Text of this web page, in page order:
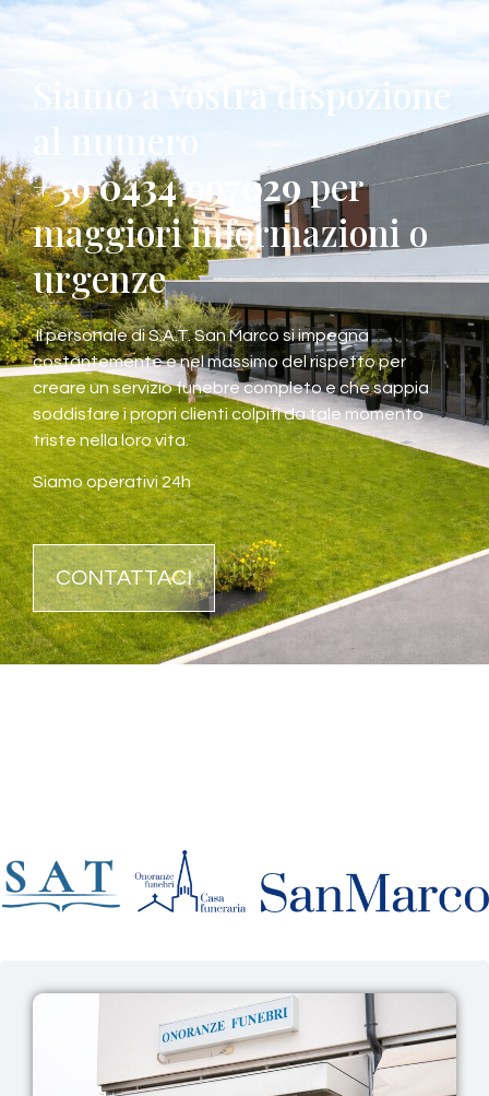
Siamo a vostra dispozione
al numero
+39 0434 997029per
maggiori informazioni o
urgenze
Il personale di S.A.T. San Marco si impegna
costantemente e nel massimo del rispetto per
creare un servizio funebre completo e che sappia
soddisfare i propri clienti colpiti da tale momento
triste nella loro vita.
Siamo operativi 24h
CONTATTACI